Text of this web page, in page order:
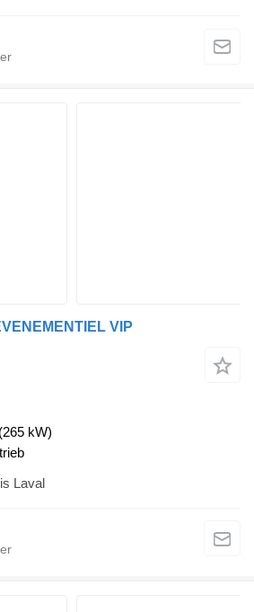
VIP
kW)
Laval